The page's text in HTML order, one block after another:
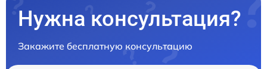
Нужна консультация?
Закажите бесплатную консультацию